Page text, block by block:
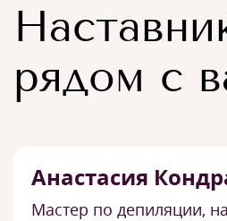
рядом с
Анастасия
Мастер по депиляции,